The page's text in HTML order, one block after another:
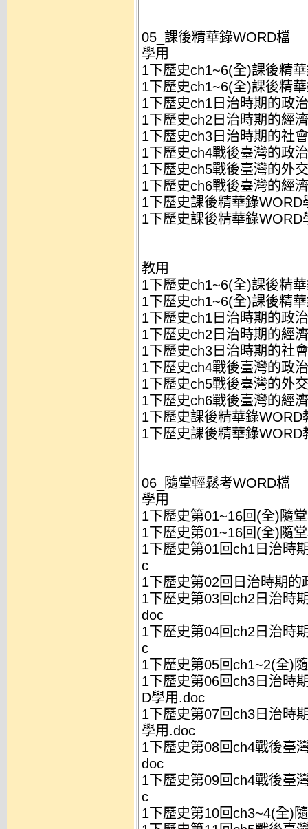
05_課後精華錄WORD檔
學用
1下歷史ch1~6(全)課後精
1下歷史ch1~6(全)課後精
1下歷史ch1日治時期的政
1下歷史ch2日治時期的經
1下歷史ch3日治時期的社
1下歷史ch4戰後臺灣的政
1下歷史ch5戰後臺灣的外
1下歷史ch6戰後臺灣的經
1下歷史課後精華錄WORD
1下歷史課後精華錄WORD
教用
1下歷史ch1~6(全)課後精
1下歷史ch1~6(全)課後精
1下歷史ch1日治時期的政
1下歷史ch2日治時期的經
1下歷史ch3日治時期的社
1下歷史ch4戰後臺灣的政
1下歷史ch5戰後臺灣的外
1下歷史ch6戰後臺灣的經
1下歷史課後精華錄WORD
1下歷史課後精華錄WORD
06_隨堂輕鬆考WORD檔
學用
1下歷史第01~16回(全)隨
1下歷史第01~16回(全)隨
1下歷史第01回ch1日治時
c
1下歷史第02回日治時期
1下歷史第03回ch2日治時
doc
1下歷史第04回ch2日治時
c
1下歷史第05回ch1~2(全)
1下歷史第06回ch3日治時
D學用.doc
1下歷史第07回ch3日治時
學用.doc
1下歷史第08回ch4戰後臺
doc
1下歷史第09回ch4戰後臺
c
1下歷史第10回ch3~4(全)